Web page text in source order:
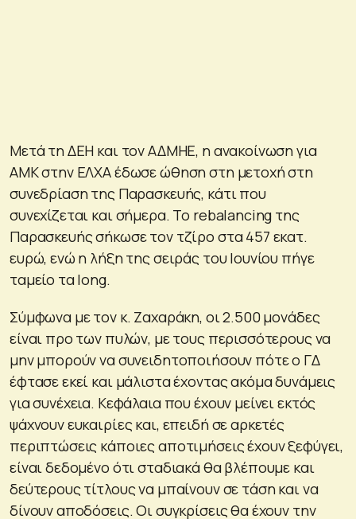
Μετά τη ΔΕΗ και τον ΑΔΜΗΕ, η ανακοίνωση για
ΑΜΚ στην ΕΛΧΑ έδωσε ώθηση στη μετοχή στη
συνεδρίαση της Παρασκευής, κάτι που
συνεχίζεται και σήμερα. Το rebalancing της
Παρασκευής σήκωσε τον τζίρο στα 457 εκατ.
ευρώ, ενώ η λήξη της σειράς του Ιουνίου πήγε
ταμείο τα long.
Σύμφωνα με τον κ. Ζαχαράκη, οι 2.500 μονάδες
είναι προ των πυλών, με τους περισσότερους να
μην μπορούν να συνειδητοποιήσουν πότε ο ΓΔ
έφτασε εκεί και μάλιστα έχοντας ακόμα δυνάμεις
για συνέχεια. Κεφάλαια που έχουν μείνει εκτός
ψάχνουν ευκαιρίες και, επειδή σε αρκετές
περιπτώσεις κάποιες αποτιμήσεις έχουν ξεφύγει,
είναι δεδομένο ότι σταδιακά θα βλέπουμε και
δεύτερους τίτλους να μπαίνουν σε τάση και να
δίνουν αποδόσεις. Οι συγκρίσεις θα έχουν την